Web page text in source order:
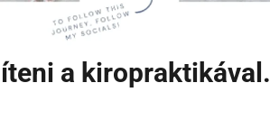
a kiropraktikával.